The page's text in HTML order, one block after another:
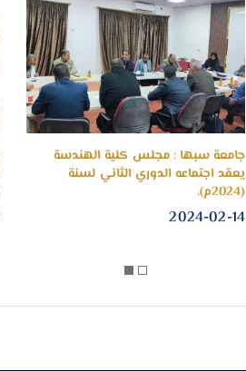
جامعة سبها : مجلس كلية الهندسة
يعقد اجتماعه الدوري الثاني لسنة
(2024م).
2024-02-14